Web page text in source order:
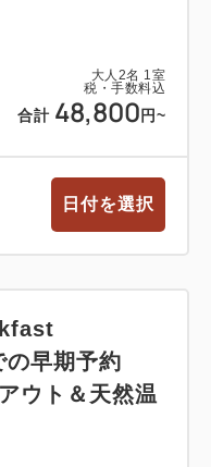
大人 2名 1 室
税・手数料込
合計 48,800 円~
日付を選択
早期予約
ウト＆天然温